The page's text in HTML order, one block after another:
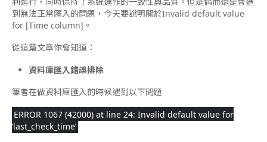
到無法正常匯入的問題，今天要說明關於Invalid default value
for [Time column]。
從這篇文章你會知道：
資料庫匯入錯誤排除
筆者在做資料庫匯入的時候遇到以下問題
ERROR 1067 (42000) at line 24: Invalid default value for
‘last_check_time’